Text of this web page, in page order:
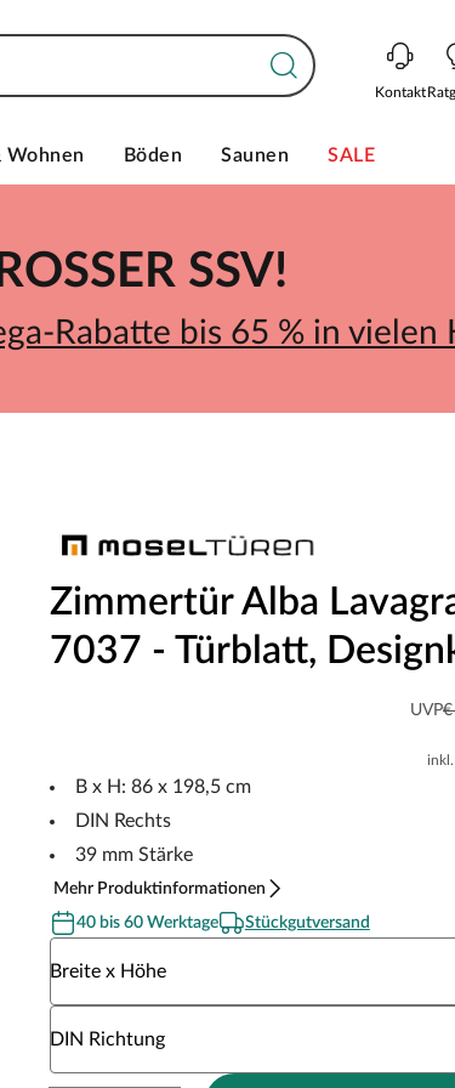
Kontakt
Wohnen Böden Saunen SALE
SSV!
Rabatte bis 65 % in vielen
Zimmertür Alba
7037 - Türblatt,
UVP€
inkl.
B x H: 86 x 198,5 cm
DIN Rechts
39 mm Stärke
Mehr Produktinformationen
40 bis 60 Werktage
Stückgutversand
Breite x Höhe
DIN Richtung